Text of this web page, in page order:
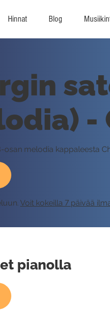
Hinnat Blog
-
osan melodia kappaleesta
Voit kokeilla 7 päivää
pianolla